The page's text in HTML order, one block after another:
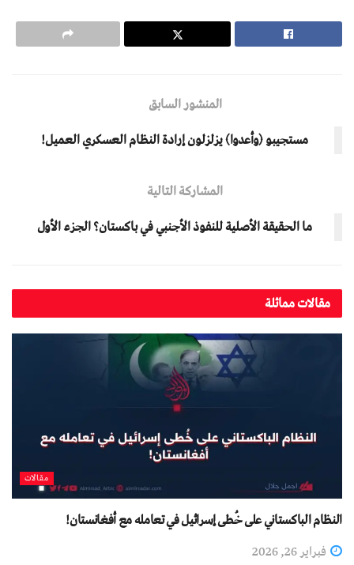
المنشور السابق
مستجيبو ﴿وأعدوا﴾ يزلزلون إرادة النظام العسكري العميل!
المشاركة التالية
ما الحقيقة الأصلية للنفوذ الأجنبي في باكستان؟ الجزء الأول
مقالات مماثلة
مقالات
النظام الباكستاني على خُطى إسرائيل في تعامله مع أفغانستان!
فبراير 26, 2026